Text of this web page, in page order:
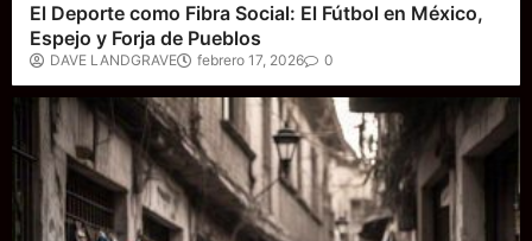
El Deporte como Fibra Social: El Fútbol en México,
Espejo y Forja de Pueblos
DAVE LANDGRAVE febrero 17, 2026 0